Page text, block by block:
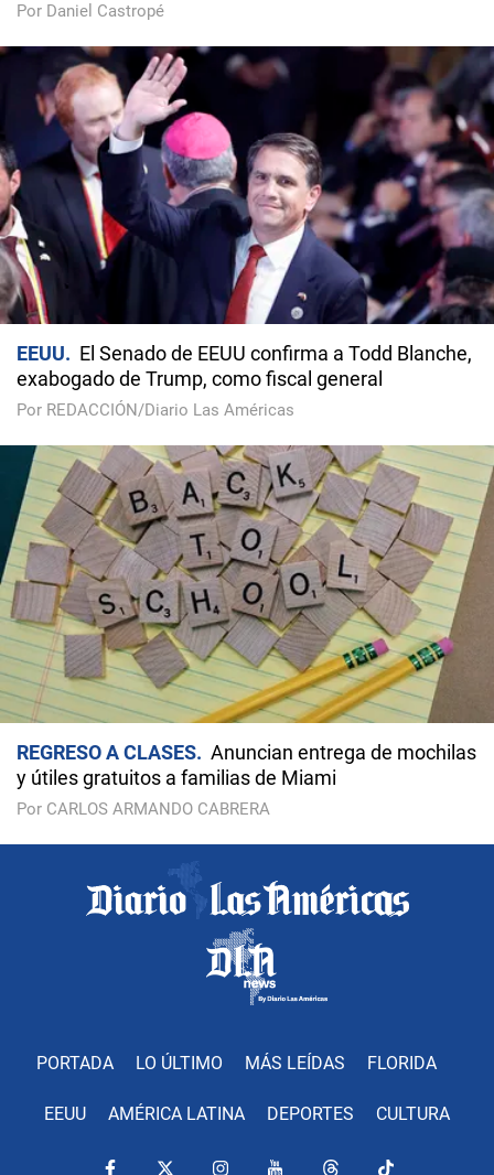
Por Daniel Castropé
EEUU
El Senado de EEUU confirma a Todd Blanche,
exabogado de Trump, como fiscal general
Por REDACCIÓN/Diario Las Américas
REGRESO A CLASES
Anuncian entrega de mochilas
y útiles gratuitos a familias de Miami
Por CARLOS ARMANDO CABRERA
PORTADA LO ÚLTIMO MÁS LEÍDAS FLORIDA
EEUU AMÉRICA LATINA DEPORTES CULTURA